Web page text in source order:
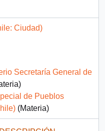
Ciudad)
Secretaría General de
de Pueblos
(Materia)